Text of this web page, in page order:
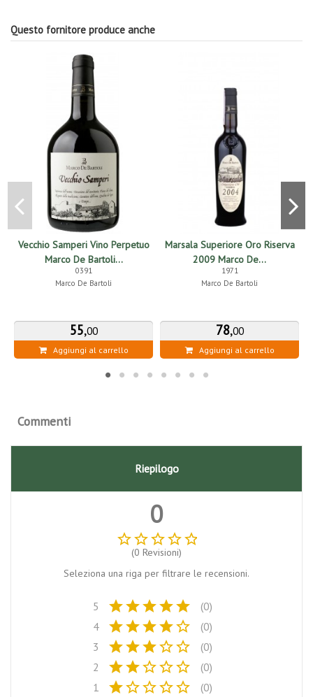
Questo fornitore produce anche
Vecchio Samperi Vino Perpetuo
Marco De Bartoli...
0391
Marco De Bartoli
55,00
Aggiungi al carrello
Marsala Superiore Oro Riserva
2009 Marco De...
1971
Marco De Bartoli
78,00
Aggiungi al carrello
Commenti
Riepilogo
0
star_borderstar_borderstar_borderstar_borderstar_border
(0 Revisioni)
Seleziona una riga per filtrare le recensioni.
5 starstarstarstarstar
(0)
4
starstarstarstarstar_border
(0)
3
starstarstarstar_borderstar_border
(0)
2
starstarstar_borderstar_borderstar_border
(0)
1
starstar_borderstar_borderstar_borderstar_border (0)